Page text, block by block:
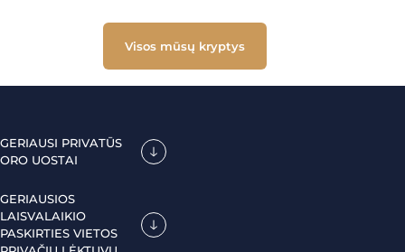
Visos mūsų kryptys
GERIAUSI PRIVATŪS
ORO UOSTAI
GERIAUSIOS
LAISVALAIKIO
PASKIRTIES VIETOS